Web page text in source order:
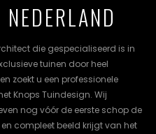
die gespecialiseerd is in
tuinen door heel
zoekt u een professionele
Knops Tuindesign. Wij
nog vóór de eerste schop de
compleet beeld krijgt van het